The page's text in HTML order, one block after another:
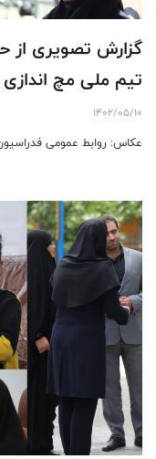
گزارش تصویری از
تيم ملى مچ اندازى
1402/05/10
عکاس: روابط عمومی